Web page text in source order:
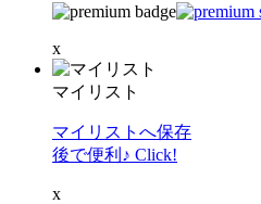
x
マイリスト
マイリストへ保存
後で便利♪ Click!
x